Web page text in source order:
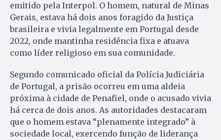
emitido pela Interpol. O homem, natural de Minas
Gerais, estava há dois anos foragido da Justiça
brasileira e vivia legalmente em Portugal desde
2022, onde mantinha residência fixa e atuava
como líder religioso em sua comunidade.
Segundo comunicado oficial da Polícia Judiciária
de Portugal, a prisão ocorreu em uma aldeia
próxima à cidade de Penafiel, onde o acusado vivia
há cerca de dois anos. As autoridades destacaram
que o homem estava “plenamente integrado” à
sociedade local, exercendo função de liderança